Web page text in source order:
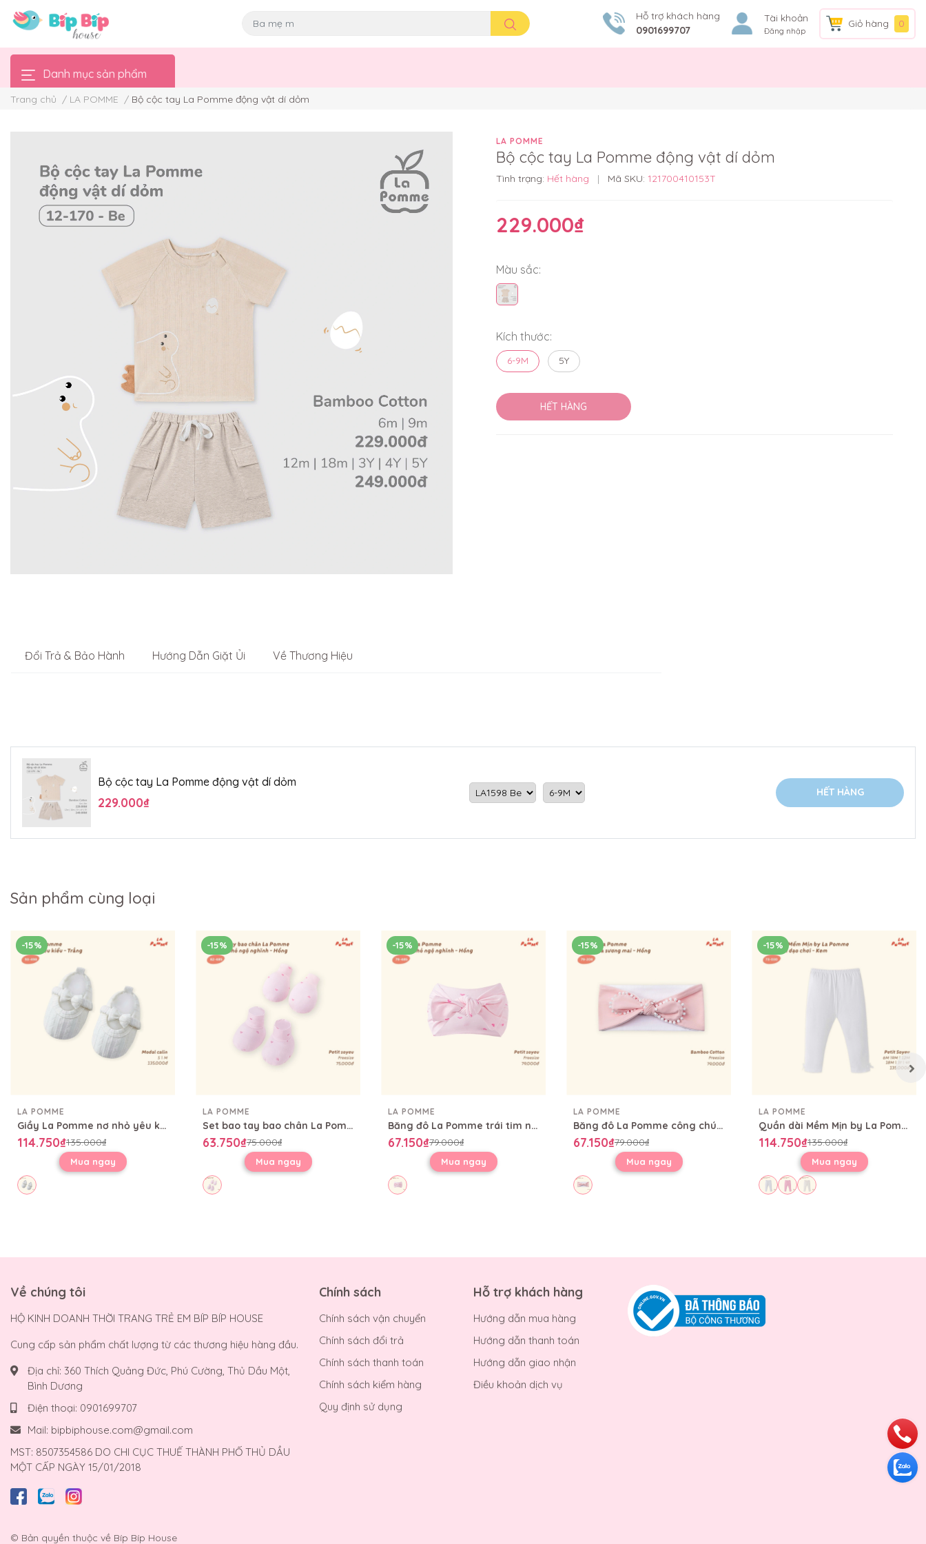
Hỗ trợ khách hàng
0901699707
Tài khoản
Đăng nhập
Giỏ hàng 0
Danh mục sản phẩm
Trang chủ / LA POMME / Bộ cộc tay La Pomme động vật dí dỏm
LA POMME
Bộ cộc tay La Pomme động vật dí dỏm
Tình trạng: Hết hàng | Mã SKU: 121700410153T
229.000₫
Màu sắc:
Kích thước:
6-9M 5Y
HẾT HÀNG
Đổi Trả & Bảo Hành Hướng Dẫn Giặt Ủi Về Thương Hiệu
Bộ cộc tay La Pomme động vật dí dỏm
229.000₫
HẾT HÀNG
Sản phẩm cùng loại
-15%
LA POMME
Giầy La Pomme nơ nhỏ yêu kiều
114.750₫135.000₫
Mua ngay
-15%
LA POMME
Set bao tay bao chân La Pomme trái tim nhỏ ngộ nghĩnh
63.750₫75.000₫
Mua ngay
-15%
LA POMME
Băng đô La Pomme trái tim nhỏ ngộ nghĩnh
67.150₫79.000₫
Mua ngay
-15%
LA POMME
Băng đô La Pomme công chúa sương mai
67.150₫79.000₫
Mua ngay
-15%
LA POMME
Quần dài Mềm Mịn by La Pomme thoải mái dạo chơi
114.750₫135.000₫
Mua ngay
Về chúng tôi
HỘ KINH DOANH THỜI TRANG TRẺ EM BÍP BÍP HOUSE
Cung cấp sản phẩm chất lượng từ các thương hiệu hàng đầu.
Địa chỉ: 360 Thích Quảng Đức, Phú Cường, Thủ Dầu Một,
Bình Dương
Điện thoại: 0901699707
Mail: bipbiphouse.com@gmail.com
MST: 8507354586 DO CHI CỤC THUẾ THÀNH PHỐ THỦ DẦU
MỘT CẤP NGÀY 15/01/2018
Chính sách
Chính sách vận chuyển
Chính sách đổi trả
Chính sách thanh toán
Chính sách kiểm hàng
Quy định sử dụng
Hỗ trợ khách hàng
Hướng dẫn mua hàng
Hướng dẫn thanh toán
Hướng dẫn giao nhận
Điều khoản dịch vụ
© Bản quyền thuộc về Bíp Bíp House